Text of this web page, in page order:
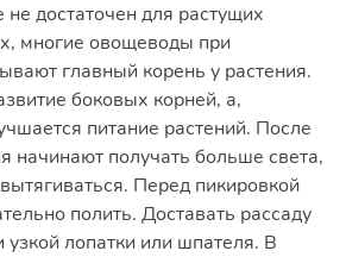
достаточен для растущих
многие овощеводы при
главный корень у растения.
боковых корней, а,
питание растений. После
начинают получать больше света,
Перед пикировкой
полить. Доставать рассаду
лопатки или шпателя. В